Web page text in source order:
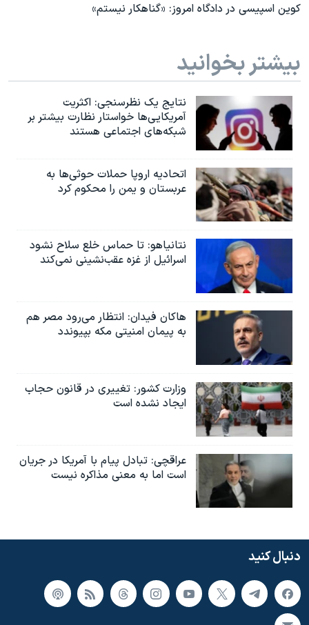
کوین اسپیسی در دادگاه امروز: «گناهکار نیستم»
بیشتر بخوانید
نتایج یک نظرسنجی: اکثریت
آمریکایی‌ها خواستار نظارت بیشتر بر
شبکه‌های اجتماعی هستند
اتحادیه اروپا حملات حوثی‌ها به
عربستان و یمن را محکوم کرد
نتانیاهو: تا حماس خلع سلاح نشود
اسرائیل از غزه عقب‌نشینی نمی‌کند
هاکان فیدان: انتظار می‌رود مصر هم
به پیمان امنیتی مکه بپیوندد
وزارت کشور: تغییری در قانون حجاب
ایجاد نشده است
عراقچی: تبادل پیام با آمریکا در جریان
است اما به معنی مذاکره نیست
دنبال کنید